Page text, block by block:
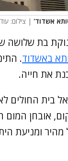
אשדוד' | צילום:
בת שלושה
באשדוד.
את חייה.
בית החולים
מהיר ומניעת